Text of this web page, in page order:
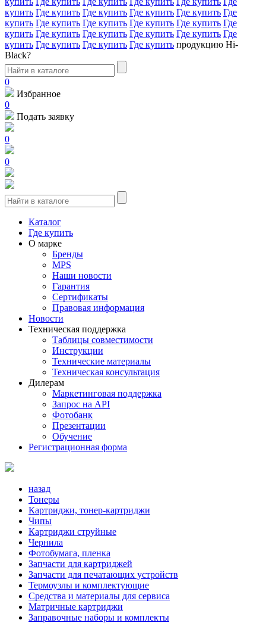
купить Где купить Где купить Где купить Где купить Где
купить Где купить Где купить Где купить Где купить Где
купить Где купить Где купить Где купить Где купить Где
купить Где купить Где купить Где купить продукцию Hi-
Black?
0
Избранное
0
Подать заявку
0
0
Каталог
Где купить
О марке
Бренды
MPS
Наши новости
Гарантия
Сертификаты
Правовая информация
Новости
Техническая поддержка
Таблицы совместимости
Инструкции
Технические материалы
Техническая консультация
Дилерам
Маркетинговая поддержка
Запрос на API
Фотобанк
Презентации
Обучение
Регистрационная форма
назад
Тонеры
Картриджи, тонер-картриджи
Чипы
Картриджи струйные
Чернила
Фотобумага, пленка
Запчасти для картриджей
Запчасти для печатающих устройств
Термоузлы и комплектующие
Средства и материалы для сервиса
Матричные картриджи
Заправочные наборы и комплекты